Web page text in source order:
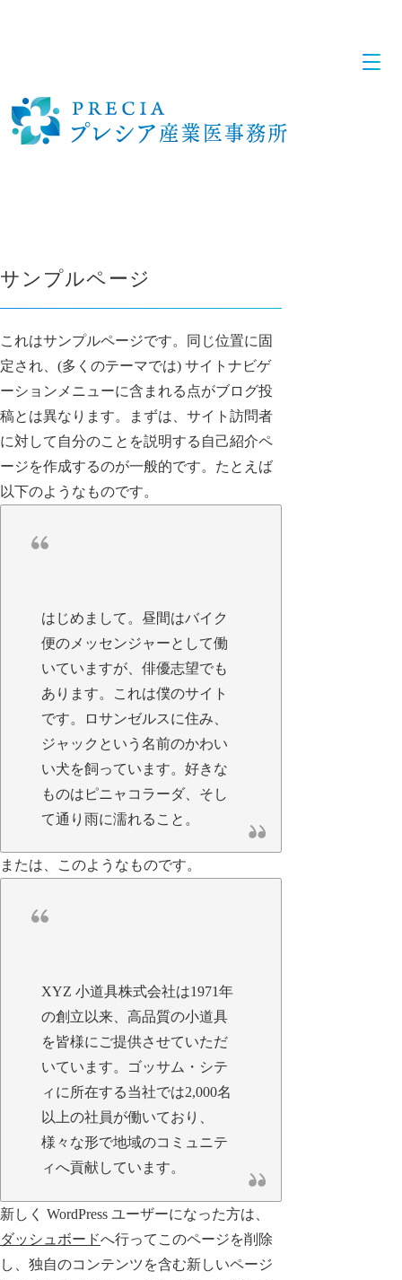
サンプルページ
これはサンプルページです。同じ位置に固
定され、(多くのテーマでは) サイトナビゲ
ーションメニューに含まれる点がブログ投
稿とは異なります。まずは、サイト訪問者
に対して自分のことを説明する自己紹介ペ
ージを作成するのが一般的です。たとえば
以下のようなものです。
はじめまして。昼間はバイク
便のメッセンジャーとして働
いていますが、俳優志望でも
あります。これは僕のサイト
です。ロサンゼルスに住み、
ジャックという名前のかわい
い犬を飼っています。好きな
ものはピニャコラーダ、そし
て通り雨に濡れること。
または、このようなものです。
XYZ 小道具株式会社は1971年
の創立以来、高品質の小道具
を皆様にご提供させていただ
いています。ゴッサム・シテ
ィに所在する当社では2,000名
以上の社員が働いており、
様々な形で地域のコミュニテ
ィへ貢献しています。
新しく WordPress ユーザーになった方は、
ダッシュボードへ行ってこのページを削除
し、独自のコンテンツを含む新しいページ